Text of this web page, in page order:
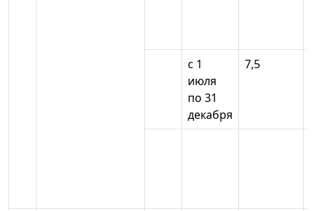
с 1
июля
по 31
декабря
7,5